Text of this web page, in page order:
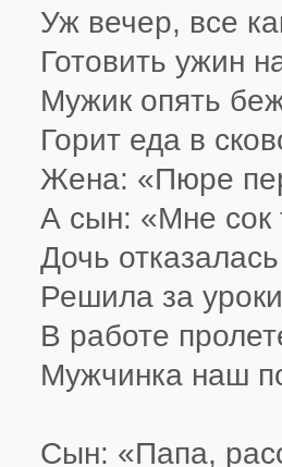
Уж вечер, все
Готовить ужин
Мужик опять
Горит еда в
Жена: «Пюре
А сын: «Мне сок
Дочь
Решила за
В работе
Мужчинка наш
Сын: «Папа,